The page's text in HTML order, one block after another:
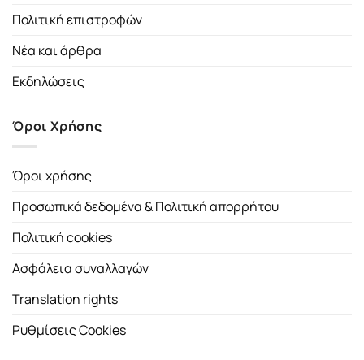
Πολιτική επιστροφών
Νέα και άρθρα
Εκδηλώσεις
Όροι Χρήσης
Όροι χρήσης
Προσωπικά δεδομένα & Πολιτική απορρήτου
Πολιτική cookies
Ασφάλεια συναλλαγών
Translation rights
Ρυθμίσεις Cookies